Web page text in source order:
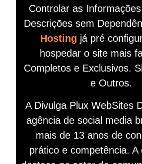
Controlar as
Descrições sem
Hosting já pré
hospedar o site mais
Completos e Exclusivos.
e Outros.
A Divulga Plux WebSites
agência de social media
mais de 13 anos de
prático e competência. A